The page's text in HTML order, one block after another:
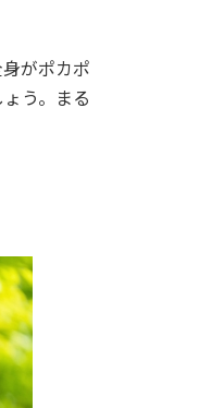
がポカポ
う。まる